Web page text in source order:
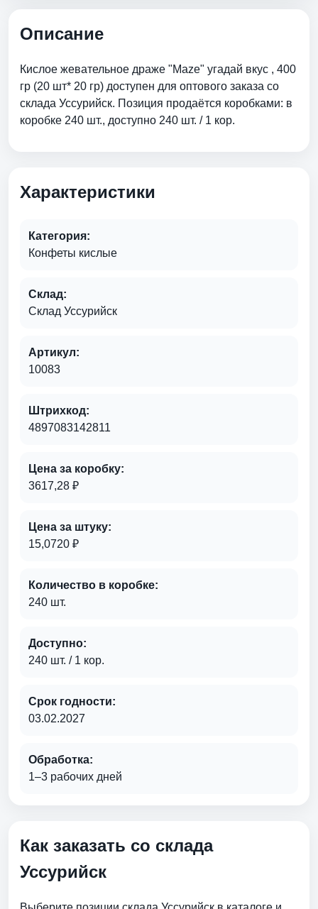
Описание
Кислое жевательное драже "Maze" угадай вкус , 400
гр (20 шт* 20 гр) доступен для оптового заказа со
склада Уссурийск. Позиция продаётся коробками: в
коробке 240 шт., доступно 240 шт. / 1 кор.
Характеристики
Категория:
Конфеты кислые
Склад:
Склад Уссурийск
Артикул:
10083
Штрихкод:
4897083142811
Цена за коробку:
3617,28 ₽
Цена за штуку:
15,0720 ₽
Количество в коробке:
240 шт.
Доступно:
240 шт. / 1 кор.
Срок годности:
03.02.2027
Обработка:
1–3 рабочих дней
Как заказать со склада
Уссурийск